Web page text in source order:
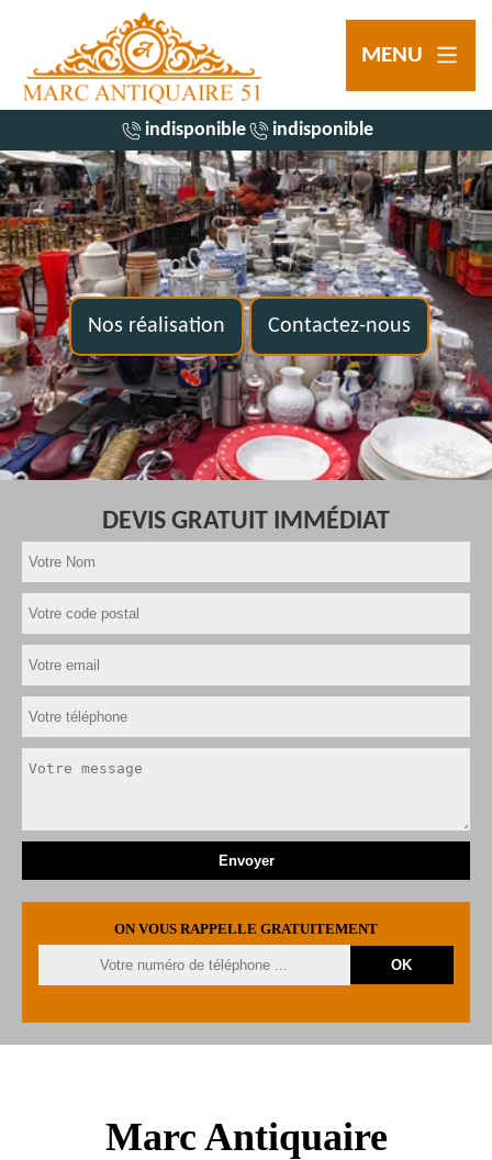
MENU
indisponible indisponible
Nos réalisation Contactez-nous
DEVIS GRATUIT IMMÉDIAT
ON VOUS RAPPELLE GRATUITEMENT
Marc Antiquaire